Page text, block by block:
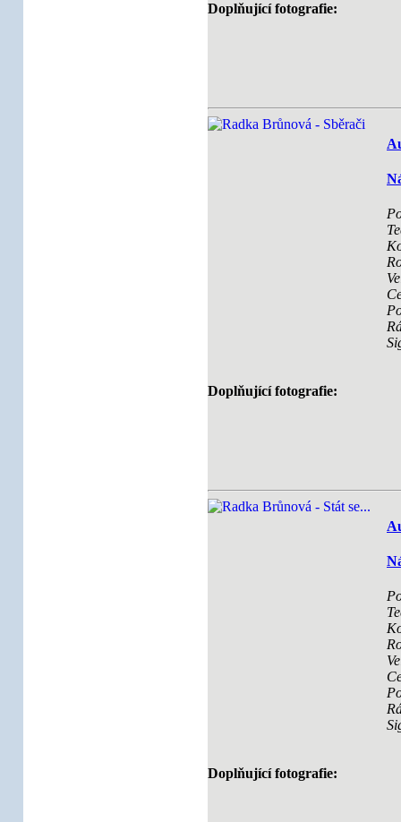
Doplňující fotografie:
Doplňující fotografie:
Doplňující fotografie: